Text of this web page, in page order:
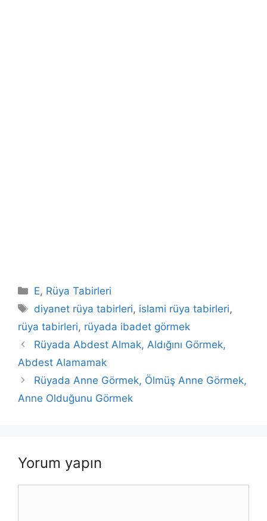
Kategoriler
E, Rüya Tabirleri
Etiketler
diyanet rüya tabirleri, islami rüya tabirleri,
rüya tabirleri, rüyada ibadet görmek
Rüyada Abdest Almak, Aldığını Görmek,
Abdest Alamamak
Rüyada Anne Görmek, Ölmüş Anne Görmek,
Anne Olduğunu Görmek
Yorum yapın